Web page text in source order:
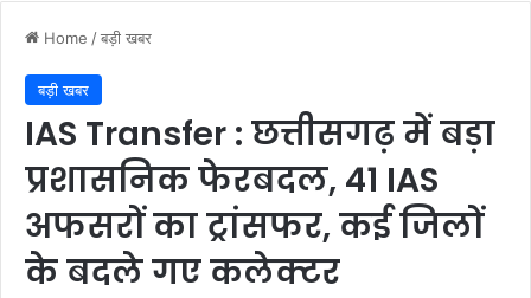
Home /बड़ी खबर
बड़ी खबर
IAS Transfer : छत्तीसगढ़ में बड़ा
प्रशासनिक फेरबदल, 41 IAS
अफसरों का ट्रांसफर, कई जिलों
के बदले गए कलेक्टर